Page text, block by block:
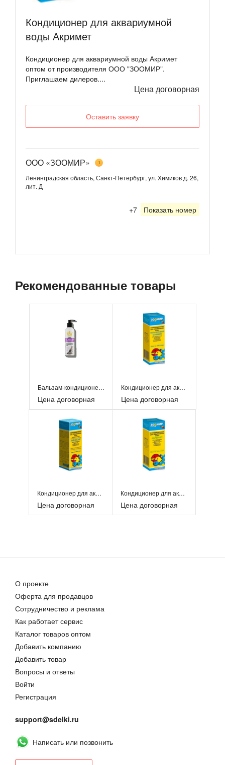
Кондиционер для аквариумной
воды Акримет
Кондиционер для аквариумной воды Акримет
оптом от производителя ООО "ЗООМИР".
Приглашаем дилеров....
Цена договорная
Оставить заявку
ООО «ЗООМИР» 1
Ленинградская область, Санкт-Петербург, ул. Химиков д. 26,
лит. Д
+7 Показать номер
Рекомендованные товары
Бальзам-кондиционер для шерсти
Цена договорная
Кондиционер для аквариумной воды
Цена договорная
Кондиционер для аквариумной воды Акваконс
Цена договорная
Кондиционер для аквариумной воды Акримет
Цена договорная
О проекте
Оферта для продавцов
Сотрудничество и реклама
Как работает сервис
Каталог товаров оптом
Добавить компанию
Добавить товар
Вопросы и ответы
Войти
Регистрация
support@sdelki.ru
Написать или позвонить